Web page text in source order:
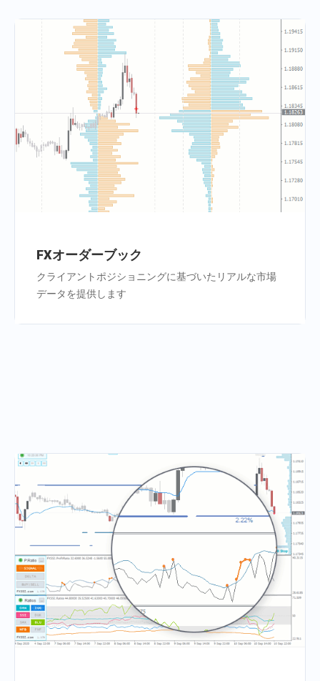
FXオーダーブック
クライアントポジショニングに基づいたリアルな市場
データを提供します